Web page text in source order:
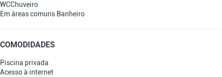
WCChuveiro
Em áreas comuns Banheiro
COMODIDADES
Piscina privada
Acesso à internet